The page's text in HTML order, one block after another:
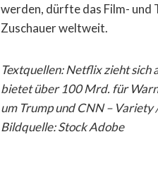
werden, dürfte das Film-
Zuschauer weltweit.
Textquellen: Netflix zieht
bietet über 100 Mrd. für
um Trump und CNN –
Bildquelle: Stock Adobe